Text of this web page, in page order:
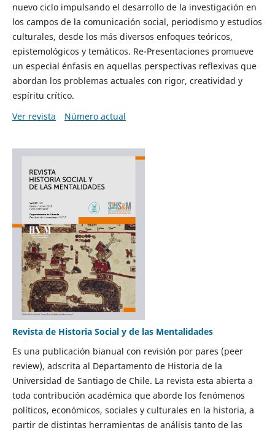
nuevo ciclo impulsando el desarrollo de la investigación en
los campos de la comunicación social, periodismo y estudios
culturales, desde los más diversos enfoques teóricos,
epistemológicos y temáticos. Re-Presentaciones promueve
un especial énfasis en aquellas perspectivas reflexivas que
abordan los problemas actuales con rigor, creatividad y
espíritu crítico.
Ver revista
Número actual
Revista de Historia Social y de las Mentalidades
Es una publicación bianual con revisión por pares (peer
review), adscrita al Departamento de Historia de la
Universidad de Santiago de Chile. La revista esta abierta a
toda contribución académica que aborde los fenómenos
políticos, económicos, sociales y culturales en la historia, a
partir de distintas herramientas de análisis tanto de las